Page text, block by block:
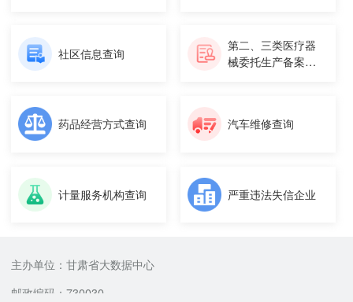
社区信息查询
第二、三类医疗器
械委托生产备案信
药品经营方式查询 汽车维修查询
计量服务机构查询 严重违法失信企业
主办单位：甘肃省大数据中心
邮政编码：730030